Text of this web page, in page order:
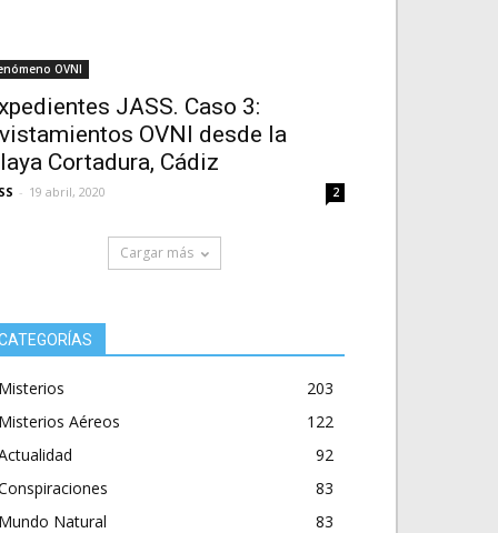
OVNI
JASS. Caso 3:
OVNI desde la
Cortadura, Cádiz
- 19 abril, 2020 2
Cargar más
Misterios
203
Misterios Aéreos
122
92
83
Mundo Natural
83